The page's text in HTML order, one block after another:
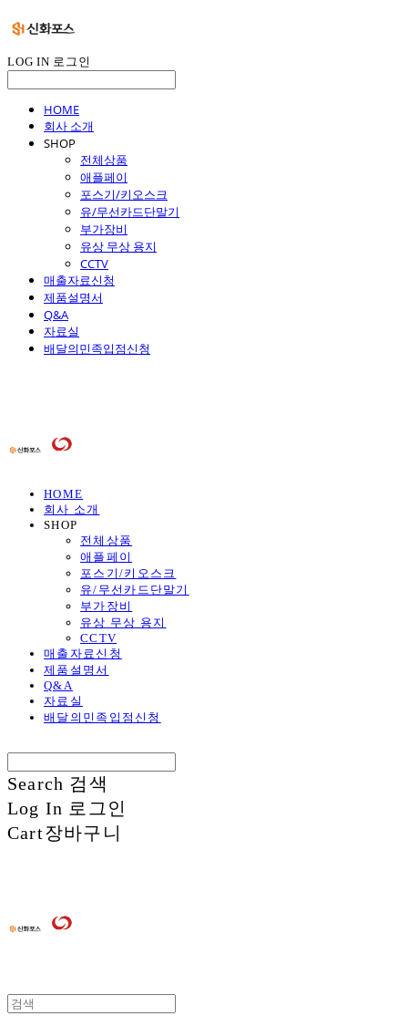
LOG IN 로그인
HOME
회사 소개
SHOP
전체상품
애플페이
포스기/키오스크
유/무선카드단말기
부가장비
유상 무상 용지
CCTV
매출자료신청
제품설명서
Q&A
자료실
배달의민족입점신청
HOME
회사 소개
SHOP
전체상품
애플페이
포스기/키오스크
유/무선카드단말기
부가장비
유상 무상 용지
CCTV
매출자료신청
제품설명서
Q&A
자료실
배달의민족입점신청
Search 검색
Log In 로그인
Cart장바구니